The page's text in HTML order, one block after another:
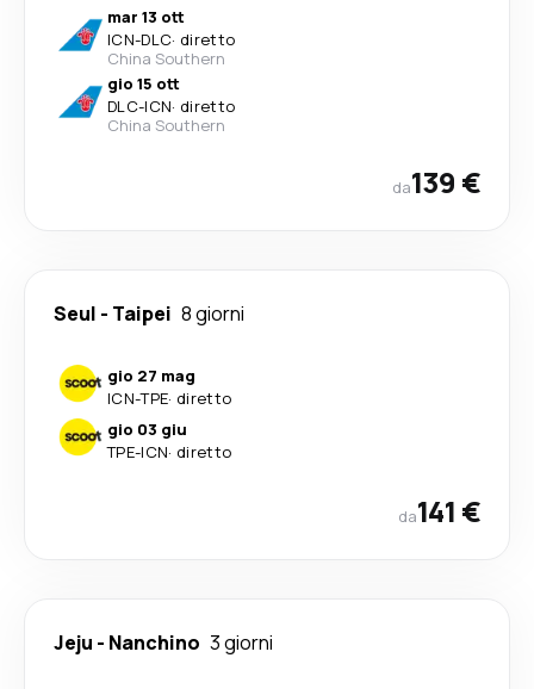
mar 13 ott
ICN-DLC· diretto
China Southern
gio 15 ott
DLC-ICN· diretto
China Southern
da139 €
Seul - Taipei 8 giorni
gio 27 mag
ICN-TPE· diretto
gio 03 giu
TPE-ICN· diretto
da141 €
Jeju - Nanchino 3 giorni